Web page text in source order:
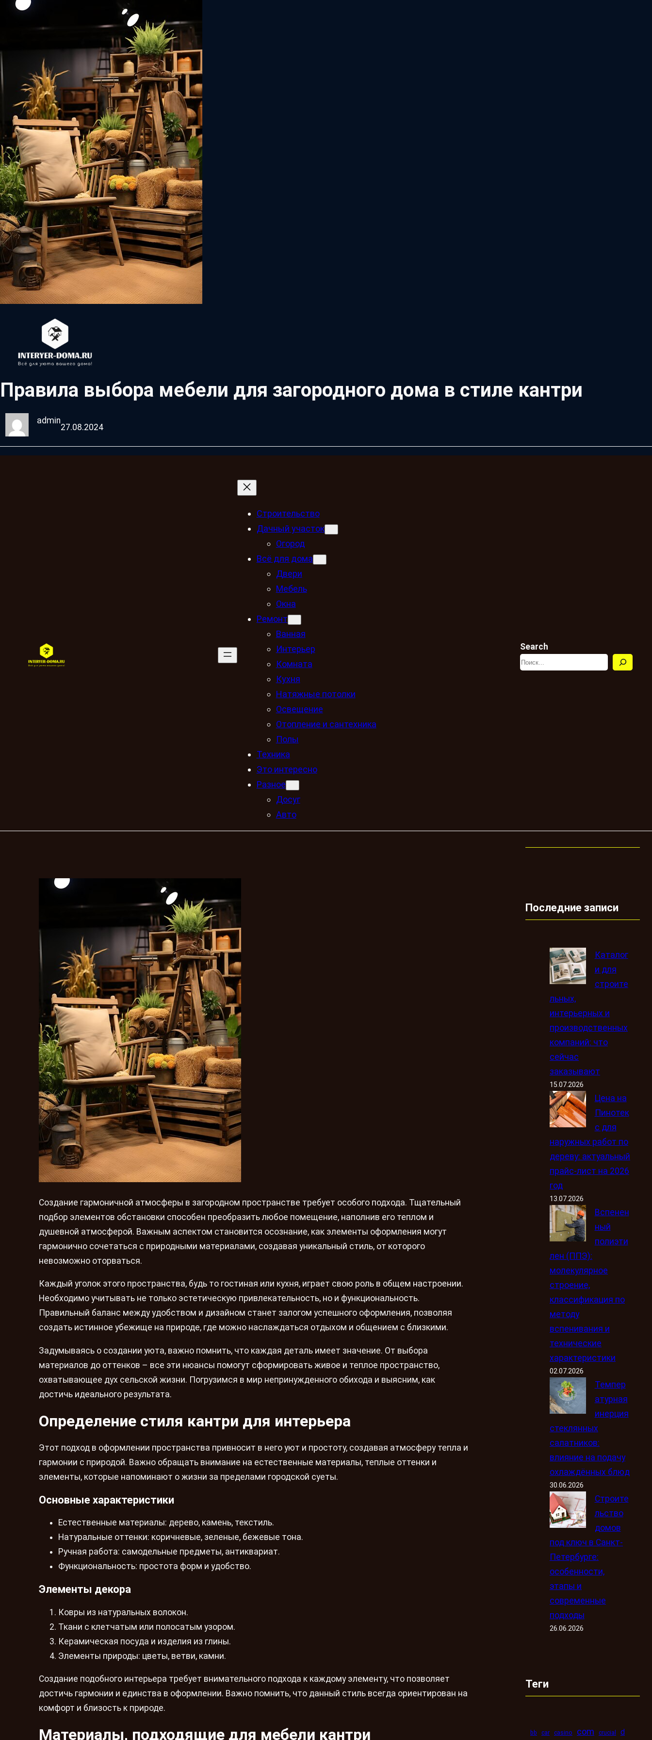
Правила выбора мебели для загородного дома в стиле кантри
admin
27.08.2024
Строительство
Дачный участок
Огород
Всё для дома
Двери
Мебель
Окна
Ремонт
Ванная
Интерьер
Комната
Кухня
Натяжные потолки
Освещение
Отопление и сантехника
Полы
Техника
Это интересно
Разное
Досуг
Авто
Search
Создание гармоничной атмосферы в загородном пространстве требует особого подхода. Тщательный
подбор элементов обстановки способен преобразить любое помещение, наполнив его теплом и
душевной атмосферой. Важным аспектом становится осознание, как элементы оформления могут
гармонично сочетаться с природными материалами, создавая уникальный стиль, от которого
невозможно оторваться.
Каждый уголок этого пространства, будь то гостиная или кухня, играет свою роль в общем настроении.
Необходимо учитывать не только эстетическую привлекательность, но и функциональность.
Правильный баланс между удобством и дизайном станет залогом успешного оформления, позволяя
создать истинное убежище на природе, где можно наслаждаться отдыхом и общением с близкими.
Задумываясь о создании уюта, важно помнить, что каждая деталь имеет значение. От выбора
материалов до оттенков – все эти нюансы помогут сформировать живое и теплое пространство,
охватывающее дух сельской жизни. Погрузимся в мир непринужденного обихода и выясним, как
достичь идеального результата.
Определение стиля кантри для интерьера
Этот подход в оформлении пространства привносит в него уют и простоту, создавая атмосферу тепла и
гармонии с природой. Важно обращать внимание на естественные материалы, теплые оттенки и
элементы, которые напоминают о жизни за пределами городской суеты.
Основные характеристики
Естественные материалы: дерево, камень, текстиль.
Натуральные оттенки: коричневые, зеленые, бежевые тона.
Ручная работа: самодельные предметы, антиквариат.
Функциональность: простота форм и удобство.
Элементы декора
Ковры из натуральных волокон.
Ткани с клетчатым или полосатым узором.
Керамическая посуда и изделия из глины.
Элементы природы: цветы, ветви, камни.
Создание подобного интерьера требует внимательного подхода к каждому элементу, что позволяет
достичь гармонии и единства в оформлении. Важно помнить, что данный стиль всегда ориентирован на
комфорт и близость к природе.
Материалы, подходящие для мебели кантри
Последние записи
Каталог
и для
строите
льных,
интерьерных и
производственных
компаний: что
сейчас
заказывают
15.07.2026
Цена на
Пинотек
с для
наружных работ по
дереву: актуальный
прайс-лист на 2026
год
13.07.2026
Вспенен
ный
полиэти
лен (ППЭ):
молекулярное
строение,
классификация по
методу
вспенивания и
технические
характеристики
02.07.2026
Темпер
атурная
инерция
стеклянных
салатников:
влияние на подачу
охлаждённых блюд
30.06.2026
Строите
льство
домов
под ключ в Санкт-
Петербурге:
особенности,
этапы и
современные
подходы
26.06.2026
Теги
bb car casino com crucial d